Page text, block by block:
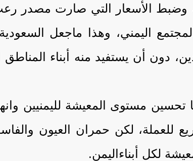
وضبط الأسعار التي صارت مصدر
اليمني، وهذا ماجعل
دون أن يستفيد منه أبناء المناطق
مستوى المعيشة لليمنيين وانهاء
للعملة، لكن حمران العيون
لكل أبناءاليمن.